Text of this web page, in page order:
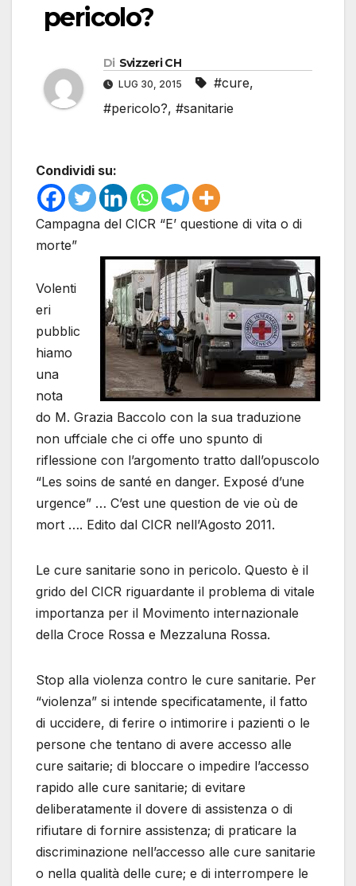
pericolo?
Di Svizzeri CH
LUG 30, 2015 #cure,
#pericolo?, #sanitarie
Condividi su:
Campagna del CICR “E’ questione di vita o di
morte”
Volenti
eri
pubblic
hiamo
una
nota
do M. Grazia Baccolo con la sua traduzione
non uffciale che ci offe uno spunto di
riflessione con l’argomento tratto dall’opuscolo
“Les soins de santé en danger. Exposé d’une
urgence” … C’est une question de vie où de
mort …. Edito dal CICR nell’Agosto 2011.
Le cure sanitarie sono in pericolo. Questo è il
grido del CICR riguardante il problema di vitale
importanza per il Movimento internazionale
della Croce Rossa e Mezzaluna Rossa.
Stop alla violenza contro le cure sanitarie. Per
“violenza” si intende specificatamente, il fatto
di uccidere, di ferire o intimorire i pazienti o le
persone che tentano di avere accesso alle
cure saitarie; di bloccare o impedire l’accesso
rapido alle cure sanitarie; di evitare
deliberatamente il dovere di assistenza o di
rifiutare di fornire assistenza; di praticare la
discriminazione nell’accesso alle cure sanitarie
o nella qualità delle cure; e di interrompere le